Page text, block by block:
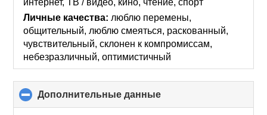
интернет, ТВ / видео, кино, чтение, спорт
Личные качества: люблю перемены,
общительный, люблю смеяться, раскованный,
чувствительный, склонен к компромиссам,
небезразличный, оптимистичный
Дополнительные данные
to